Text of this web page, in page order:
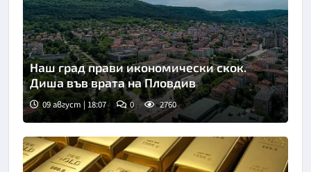
Наш град прави икономически скок.
Диша във врата на Пловдив
09 август | 18:07 0 2760